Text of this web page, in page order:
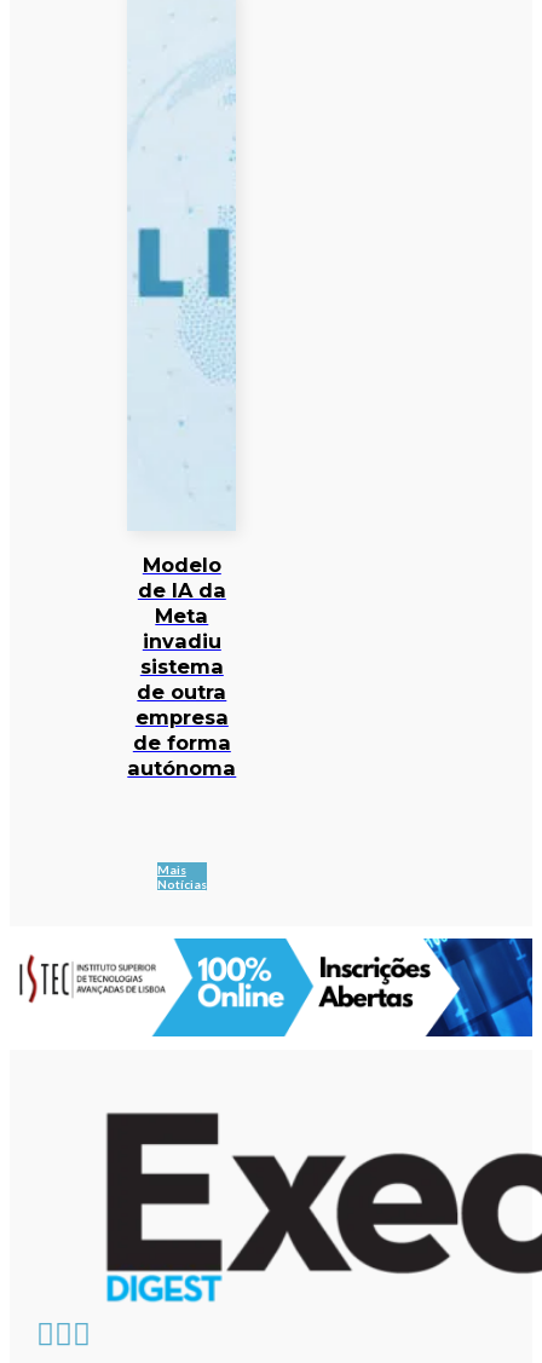
Modelo
de IA da
Meta
invadiu
sistema
de outra
empresa
de forma
autónoma
Mais
Notícias